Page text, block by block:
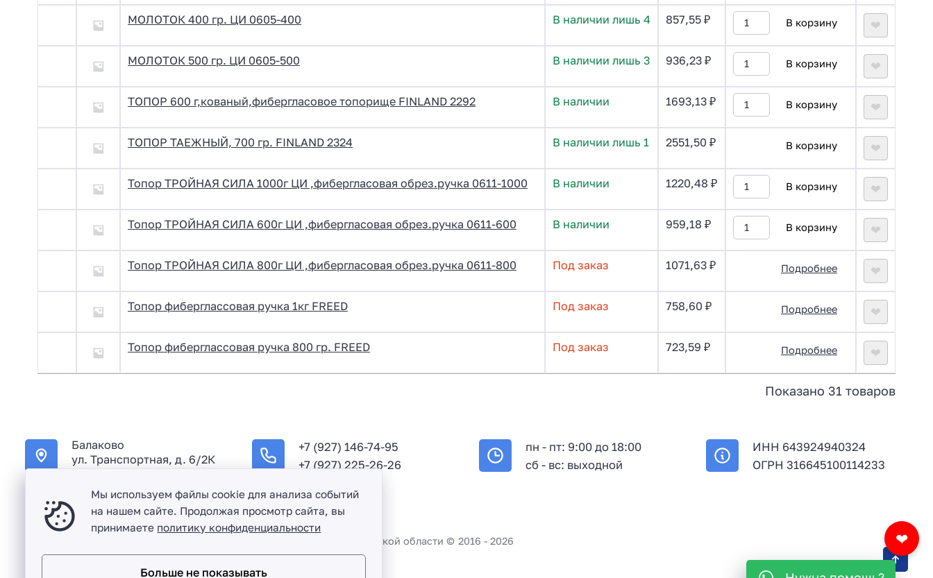
МОЛОТОК 400 гр. ЦИ 0605-400 В наличии лишь 4 857,55 ₽ В корзину ❤
МОЛОТОК 500 гр. ЦИ 0605-500 В наличии лишь 3 936,23 ₽ В корзину ❤
ТОПОР 600 г,кованый,фибергласовое топорище FINLAND 2292 В наличии 1693,13 ₽ В корзину ❤
ТОПОР ТАЕЖНЫЙ, 700 гр. FINLAND 2324 В наличии лишь 1 2551,50 ₽ В корзину ❤
Топор ТРОЙНАЯ СИЛА 1000г ЦИ ,фибергласовая обрез.ручка 0611-1000 В наличии 1220,48 ₽ В корзину ❤
Топор ТРОЙНАЯ СИЛА 600г ЦИ ,фибергласовая обрез.ручка 0611-600 В наличии 959,18 ₽ В корзину ❤
Топор ТРОЙНАЯ СИЛА 800г ЦИ ,фибергласовая обрез.ручка 0611-800 Под заказ 1071,63 ₽ Подробнее ❤
Топор фиберглассовая ручка 1кг FREED Под заказ 758,60 ₽ Подробнее ❤
Топор фиберглассовая ручка 800 гр. FREED Под заказ 723,59 ₽ Подробнее ❤
Показано 31 товаров
Балаково
ул. Транспортная, д. 6/2К
+7 (927) 146-74-95
+7 (927) 225-26-26
пн - пт: 9:00 до 18:00
сб - вс: выходной
ИНН 643924940324
ОГРН 316645100114233
❤
Оптовая продажа сантехники и комплектующих в Балаково и Саратовской области © 2016 - 2026
Мы используем файлы cookie для анализа событий
на нашем сайте. Продолжая просмотр сайта, вы
принимаете политику конфиденциальности
Больше не показывать